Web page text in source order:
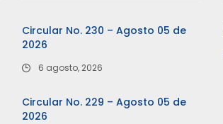
Circular No. 230 – Agosto 05 de
2026
6 agosto, 2026
Circular No. 229 – Agosto 05 de
2026